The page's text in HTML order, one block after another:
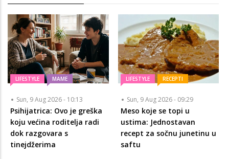
LIFESTYLE MAME
Sun, 9 Aug 2026 - 10:13
Psihijatrica: Ovo je greška
koju većina roditelja radi
dok razgovara s
tinejdžerima
LIFESTYLE RECEPTI
Sun, 9 Aug 2026 - 09:29
Meso koje se topi u
ustima: Jednostavan
recept za sočnu junetinu u
saftu